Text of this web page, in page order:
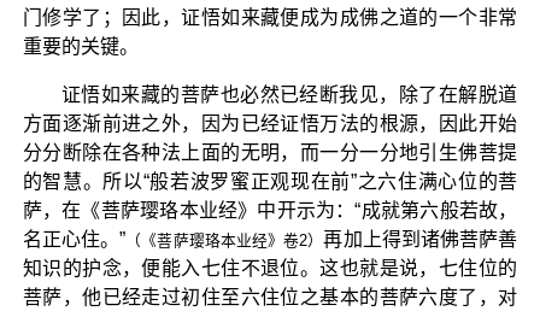
门修学了；因此，证悟如来藏便成为成佛之道的一个非常
重要的关键。
证悟如来藏的菩萨也必然已经断我见，除了在解脱道
方面逐渐前进之外，因为已经证悟万法的根源，因此开始
分分断除在各种法上面的无明，而一分一分地引生佛菩提
的智慧。所以“般若波罗蜜正观现在前”之六住满心位的菩
萨，在《菩萨璎珞本业经》中开示为：“成就第六般若故，
名正心住。” （《菩萨璎珞本业经》卷2）再加上得到诸佛菩萨善
知识的护念，便能入七住不退位。这也就是说，七住位的
菩萨，他已经走过初住至六住位之基本的菩萨六度了，对